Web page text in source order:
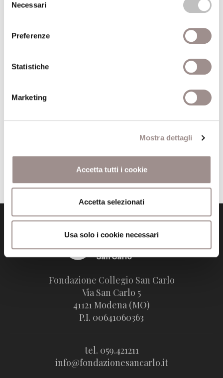
delNecessari
Preferenze
Statistiche
Marketing
Mostra dettagli
Accetta tutti i cookie
Accetta selezionati
Usa solo i cookie necessari
Editore
Anno pubblicazione
Barbara Scapolo
Fondazione Collegio San Carlo
Via San Carlo 5
41121 Modena (MO)
P.I. 00641060363
tel. 059.421211
info@fondazionesancarlo.it